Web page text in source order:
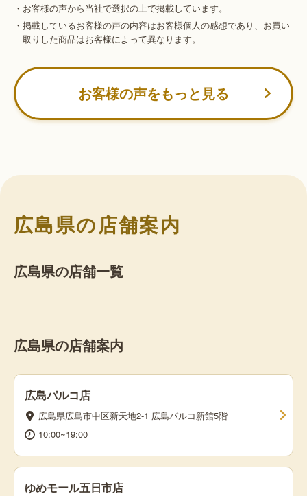
・お客様の声から当社で選択の上で掲載しています。
・掲載しているお客様の声の内容はお客様個人の感想であり、お買い
取りした商品はお客様によって異なります。
お客様の声をもっと見る
広島県の店舗案内
広島県の店舗一覧
広島県の店舗案内
広島パルコ店
広島県広島市中区新天地2-1 広島パルコ新館5階
10:00~19:00
ゆめモール五日市店